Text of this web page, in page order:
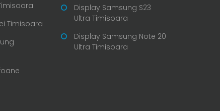
Timisoara
Display Samsung S23
Ultra Timisoara
Display Samsung Note 20
Ultra Timisoara